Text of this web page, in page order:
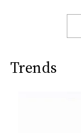
Trends